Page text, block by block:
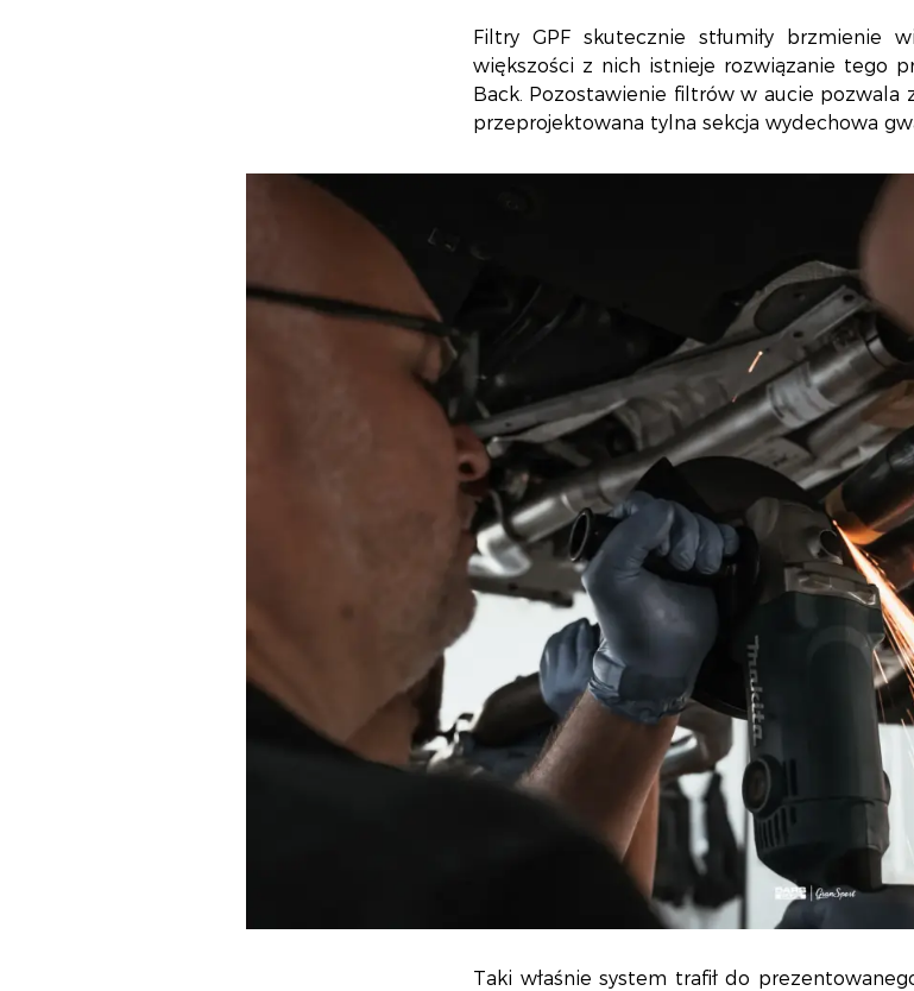
Filtry GPF skutecznie stłumiły brzmienie
większości z nich istnieje rozwiązanie tego
Back. Pozostawienie filtrów w aucie pozwala
przeprojektowana tylna sekcja wydechowa
Taki właśnie system trafił do